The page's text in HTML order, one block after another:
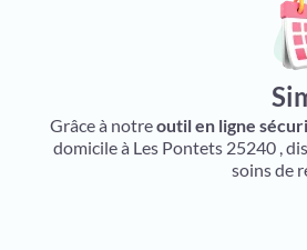
Grâce à notreoutil en ligne
domicile à Les Pontets 25240 ,
soins de